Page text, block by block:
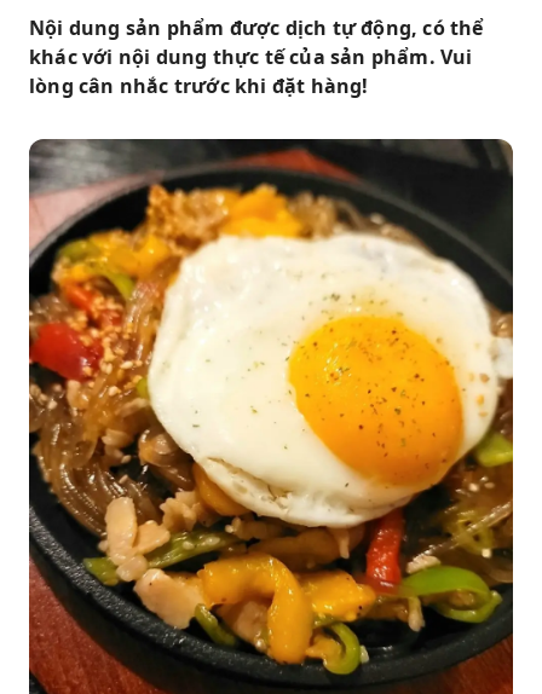
Nội dung sản phẩm được dịch tự động, có thể
khác với nội dung thực tế của sản phẩm. Vui
lòng cân nhắc trước khi đặt hàng!